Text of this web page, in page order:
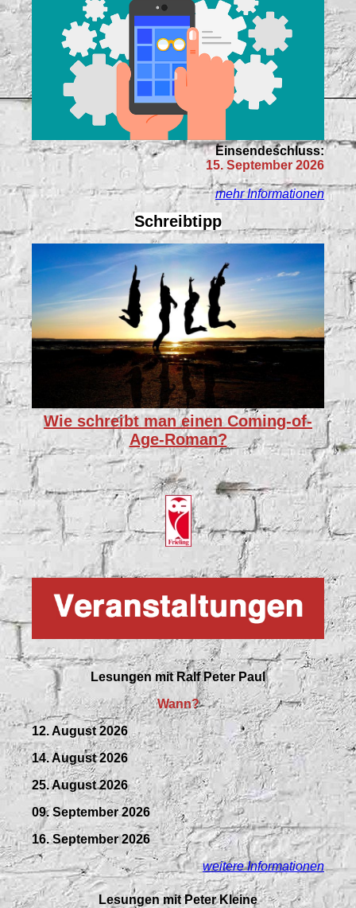
Einsendeschluss:
15. September 2026
mehr Informationen
Schreibtipp
Wie schreibt man einen Coming-of-
Age-Roman?
Lesungen mitRalf Peter Paul
Wann?
12. August 2026
14. August 2026
25. August 2026
09.September2026
16. September 2026
weitere Informationen
Lesungen mit Peter Kleine